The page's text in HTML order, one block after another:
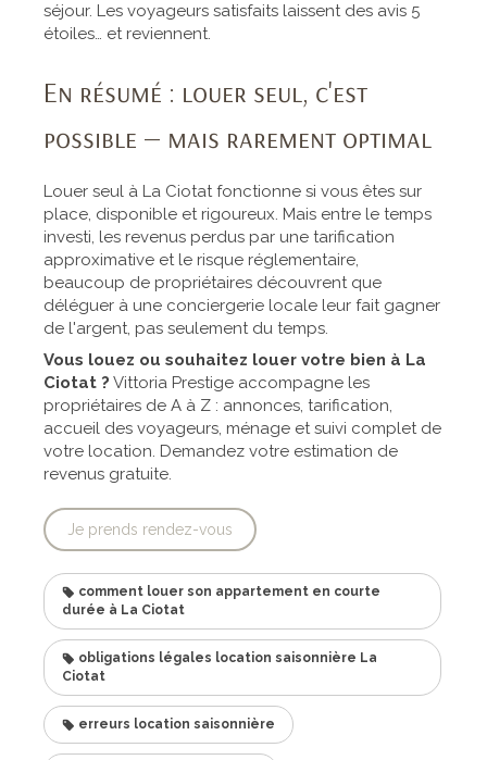
séjour. Les voyageurs satisfaits laissent des avis 5
étoiles… et reviennent.
En résumé : louer seul, c'est
possible — mais rarement optimal
Louer seul à La Ciotat fonctionne si vous êtes sur
place, disponible et rigoureux. Mais entre le temps
investi, les revenus perdus par une tarification
approximative et le risque réglementaire,
beaucoup de propriétaires découvrent que
déléguer à une conciergerie locale leur fait gagner
de l'argent, pas seulement du temps.
Vous louez ou souhaitez louer votre bien à La
Ciotat ? Vittoria Prestige accompagne les
propriétaires de A à Z : annonces, tarification,
accueil des voyageurs, ménage et suivi complet de
votre location. Demandez votre estimation de
revenus gratuite.
Je prends rendez-vous
comment louer son appartement en courte
durée à La Ciotat
obligations légales location saisonnière La
Ciotat
erreurs location saisonnière